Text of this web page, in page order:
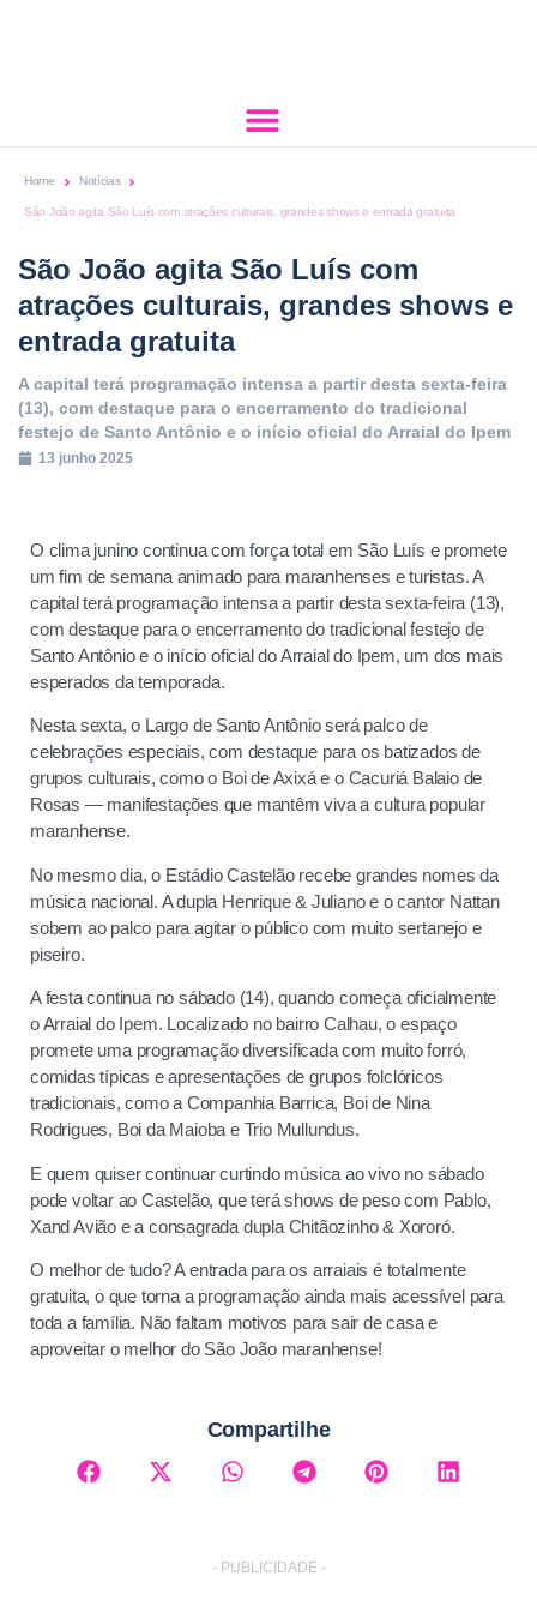
Home Notícias
São João agita São Luís com atrações culturais, grandes shows e entrada gratuita
São João agita São Luís com
atrações culturais, grandes shows e
entrada gratuita
A capital terá programação intensa a partir desta sexta-feira
(13), com destaque para o encerramento do tradicional
festejo de Santo Antônio e o início oficial do Arraial do Ipem
13 junho 2025
O clima junino continua com força total em São Luís e promete
um fim de semana animado para maranhenses e turistas. A
capital terá programação intensa a partir desta sexta-feira (13),
com destaque para o encerramento do tradicional festejo de
Santo Antônio e o início oficial do Arraial do Ipem, um dos mais
esperados da temporada.
Nesta sexta, o Largo de Santo Antônio será palco de
celebrações especiais, com destaque para os batizados de
grupos culturais, como o Boi de Axixá e o Cacuriá Balaio de
Rosas — manifestações que mantêm viva a cultura popular
maranhense.
No mesmo dia, o Estádio Castelão recebe grandes nomes da
música nacional. A dupla Henrique & Juliano e o cantor Nattan
sobem ao palco para agitar o público com muito sertanejo e
piseiro.
A festa continua no sábado (14), quando começa oficialmente
o Arraial do Ipem. Localizado no bairro Calhau, o espaço
promete uma programação diversificada com muito forró,
comidas típicas e apresentações de grupos folclóricos
tradicionais, como a Companhia Barrica, Boi de Nina
Rodrigues, Boi da Maioba e Trio Mullundus.
E quem quiser continuar curtindo música ao vivo no sábado
pode voltar ao Castelão, que terá shows de peso com Pablo,
Xand Avião e a consagrada dupla Chitãozinho & Xororó.
O melhor de tudo? A entrada para os arraiais é totalmente
gratuita, o que torna a programação ainda mais acessível para
toda a família. Não faltam motivos para sair de casa e
aproveitar o melhor do São João maranhense!
Compartilhe
- PUBLICIDADE -